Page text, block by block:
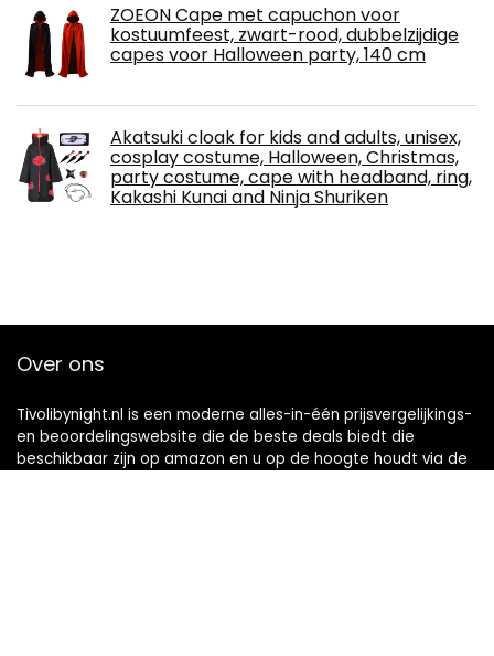
ZOEON Cape met capuchon voor
kostuumfeest, zwart-rood, dubbelzijdige
capes voor Halloween party, 140 cm
Akatsuki cloak for kids and adults, unisex,
cosplay costume, Halloween, Christmas,
party costume, cape with headband, ring,
Kakashi Kunai and Ninja Shuriken
Over ons
Tivolibynight.nl is een moderne alles-in-één prijsvergelijkings-
en beoordelingswebsite die de beste deals biedt die
beschikbaar zijn op amazon en u op de hoogte houdt via de